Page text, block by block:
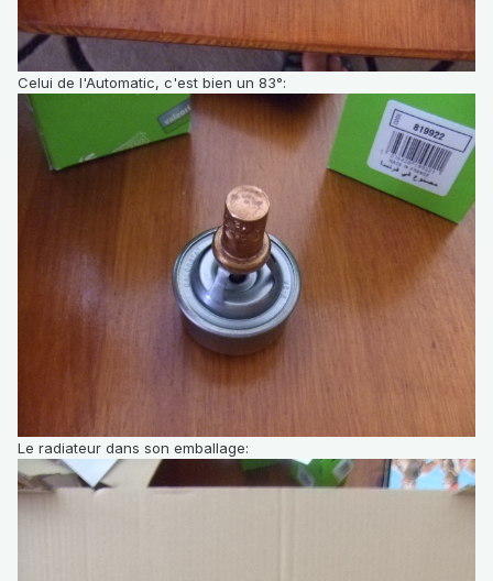
Celui de l'Automatic, c'est bien un 83°:
Le radiateur dans son emballage: